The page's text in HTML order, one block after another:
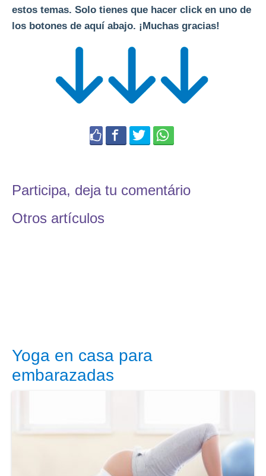
estos temas. Solo tienes que hacer click en uno de
los botones de aquí abajo. ¡Muchas gracias!
Participa, deja tu comentário
Otros artículos
Yoga en casa para
embarazadas